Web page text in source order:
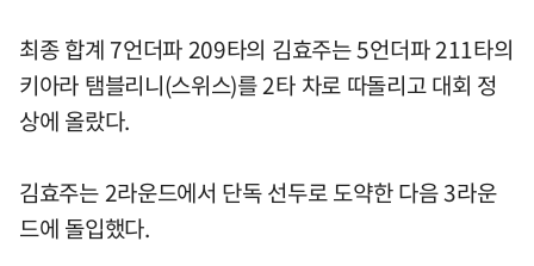
최종 합계 7언더파 209타의 김효주는 5언더파 211타의
키아라 탬블리니(스위스)를 2타 차로 따돌리고 대회 정
상에 올랐다.
김효주는 2라운드에서 단독 선두로 도약한 다음 3라운
드에 돌입했다.